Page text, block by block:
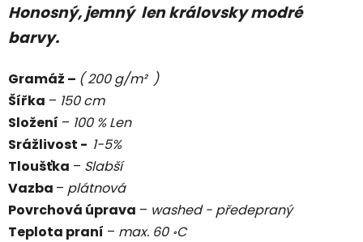
Honosný, jemný len královsky modré
barvy.
Gramáž – ( 200 g/m² )
Šířka – 150 cm
Složení – 100 % Len
Srážlivost - 1-5%
Tloušťka – Slabší
Vazba – plátnová
Povrchová úprava – washed - předepraný
Teplota praní – max. 60 ॰C